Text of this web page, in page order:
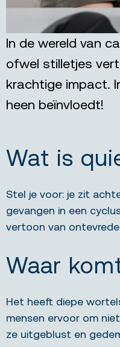
In de wereld van
ofwel stilletjes
krachtige impact.
heen beïnvloedt!
Wat is
Stel je voor: je zit
gevangen in een
vertoon van
Waar
Het heeft diepe
mensen ervoor om
ze uitgeblust en